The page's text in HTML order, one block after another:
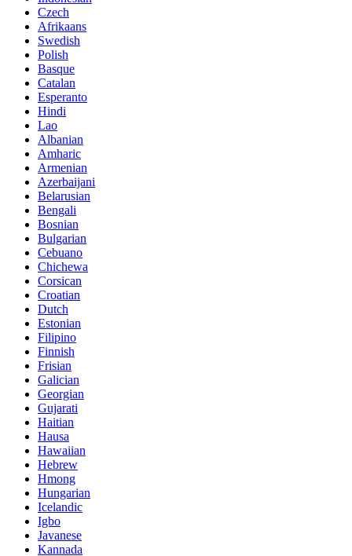
Czech
Afrikaans
Swedish
Polish
Basque
Catalan
Esperanto
Hindi
Lao
Albanian
Amharic
Armenian
Azerbaijani
Belarusian
Bengali
Bosnian
Bulgarian
Cebuano
Chichewa
Corsican
Croatian
Dutch
Estonian
Filipino
Finnish
Frisian
Galician
Georgian
Gujarati
Haitian
Hausa
Hawaiian
Hebrew
Hmong
Hungarian
Icelandic
Igbo
Javanese
Kannada